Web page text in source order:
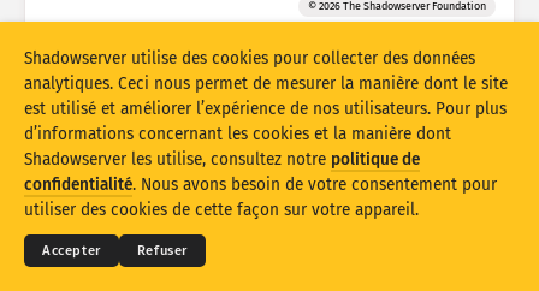
Se chevauchant
Mettre à jour les résultats automatiquement
Mettre à jour Réinitialiser
Télécharger au format PNG
© 2026 The Shadowserver Foundation
© 2026THE SHADOWSERVER FOUNDATION
Confidentialité et conditions
Contactez-nous
Mentions
Shadowserver utilise des cookies pour collecter des données
analytiques. Ceci nous permet de mesurer la manière dont le site
est utilisé et améliorer l’expérience de nos utilisateurs. Pour plus
d’informations concernant les cookies et la manière dont
Shadowserver les utilise, consultez notre politique de
confidentialité. Nous avons besoin de votre consentement pour
utiliser des cookies de cette façon sur votre appareil.
Accepter Refuser